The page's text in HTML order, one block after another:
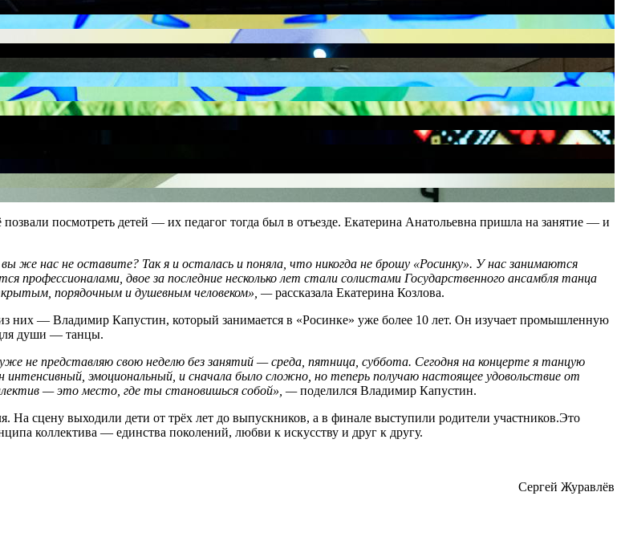
посмотреть детей — их педагог тогда был в отъезде. Екатерина Анатольевна пришла на занятие — и
же нас не оставите? Так я и осталась и поняла, что никогда не брошу «Росинку». У нас занимаются
двое за последние несколько лет стали солистами Государственного ансамбля танца
порядочным и душевным человеком», —рассказала Екатерина Козлова.
них — Владимир Капустин, который занимается в «Росинке» уже более 10 лет. Он изучает промышленную
для души — танцы.
не представляю свою неделю без занятий — среда, пятница, суббота. Сегодня на концерте я танцую
эмоциональный, и сначала было сложно, но теперь получаю настоящее удовольствие от
— это место, где ты становишься собой», —поделился Владимир Капустин.
На сцену выходили дети от трёх лет до выпускников, а в финале выступили родители участников.Это
коллектива — единства поколений, любви к искусству и друг к другу.
Сергей Журавлёв